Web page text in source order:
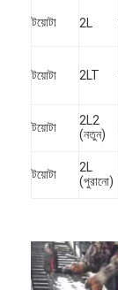
ভিডিও
টয়োটা 2L
টয়োটা 2LT
টয়োটা
2L2
(নতুন)
টয়োটা
2L
(পুরানো)